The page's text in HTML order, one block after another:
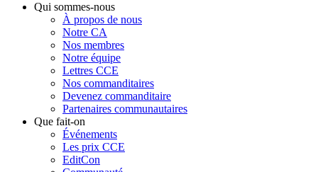
Qui sommes-nous
À propos de nous
Notre CA
Nos membres
Notre équipe
Lettres CCE
Nos commanditaires
Devenez commanditaire
Partenaires communautaires
Que fait-on
Événements
Les prix CCE
EditCon